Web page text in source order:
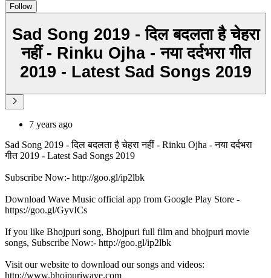
Follow
Sad Song 2019 - दिल बदलता है चेहरा
नहीं - Rinku Ojha - नया दर्दभरा गीत
2019 - Latest Sad Songs 2019
7 years ago
Sad Song 2019 - दिल बदलता है चेहरा नहीं - Rinku Ojha - नया दर्दभरा
गीत 2019 - Latest Sad Songs 2019
Subscribe Now:- http://goo.gl/ip2lbk
Download Wave Music official app from Google Play Store -
https://goo.gl/GyvICs
If you like Bhojpuri song, Bhojpuri full film and bhojpuri movie
songs, Subscribe Now:- http://goo.gl/ip2lbk
Visit our website to download our songs and videos:
http://www.bhojpuriwave.com